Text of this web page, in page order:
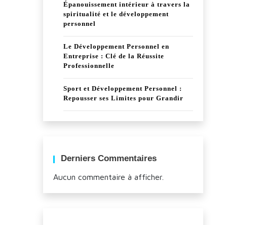
Épanouissement intérieur à travers la
spiritualité et le développement
personnel
Le Développement Personnel en
Entreprise : Clé de la Réussite
Professionnelle
Sport et Développement Personnel :
Repousser ses Limites pour Grandir
Derniers Commentaires
Aucun commentaire à afficher.